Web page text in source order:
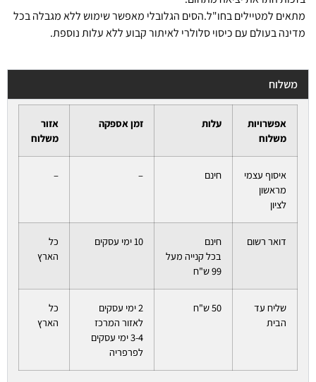
מתאים למטיילים בחו"ל.הסים הגלובלי מאפשר שימוש ללא מגבלה בכל
מדינה בעולם עם כיסוי סלולרי לאיתור קבוע ללא עלות נוספת.
משלוח
אפשרויות
משלוח
עלות זמן אספקה
אזור
משלוח
איסוף עצמי
מראשון
לציון
חינם –
–
דואר רשום
חינם
בכל קנייה מעל
99 ש"ח
10 ימי עסקים
כל
הארץ
שליח עד
הבית
50 ש"ח
2 ימי עסקים
לאזור המרכז
3-4 ימי עסקים
לפרפריה
כל
הארץ